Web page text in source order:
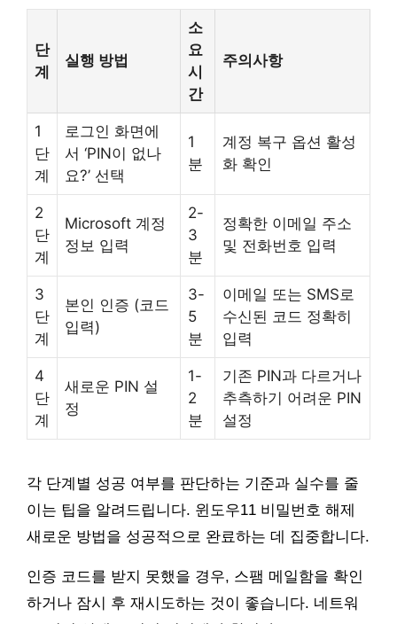
단
계
실행 방법
소
요
시
간
주의사항
1
단
계
로그인 화면에
서 ‘PIN이 없나
요?’ 선택
1
분
계정 복구 옵션 활성
화 확인
2
단
계
Microsoft 계정
정보 입력
2-
3
분
정확한 이메일 주소
및 전화번호 입력
3
단
계
본인 인증 (코드
입력)
3-
5
분
이메일 또는 SMS로
수신된 코드 정확히
입력
4
단
계
새로운 PIN 설
정
1-
2
분
기존 PIN과 다르거나
추측하기 어려운 PIN
설정
각 단계별 성공 여부를 판단하는 기준과 실수를 줄
이는 팁을 알려드립니다. 윈도우11 비밀번호 해제
새로운 방법을 성공적으로 완료하는 데 집중합니다.
인증 코드를 받지 못했을 경우, 스팸 메일함을 확인
하거나 잠시 후 재시도하는 것이 좋습니다. 네트워